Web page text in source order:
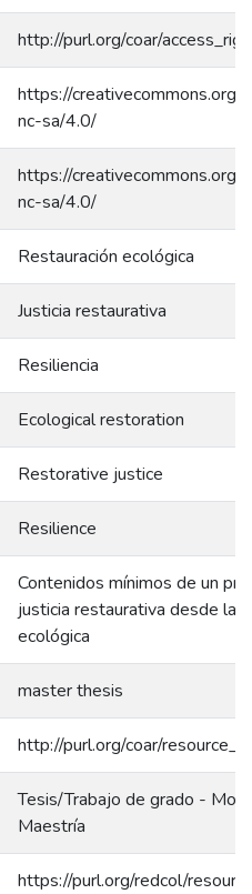
http://purl.org/coar/
https://creativecommons.org/
nc-sa/4.0/
https://creativecommons.org/
nc-sa/4.0/
Restauración ecológica
Justicia restaurativa
Resiliencia
Ecological restoration
Restorative justice
Resilience
Contenidos mínimos de un
justicia restaurativa desde la
ecológica
master thesis
http://purl.org/coar/
Tesis/Trabajo de grado -
Maestría
https://purl.org/redcol/